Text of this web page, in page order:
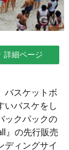
詳細ページ
バスケットボ
いバスケをし
ックパックの
』の先行販売
ディングサイ